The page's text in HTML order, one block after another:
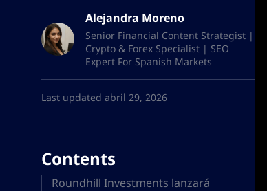
Alejandra Moreno
Senior Financial Content Strategist |
Crypto & Forex Specialist | SEO
Expert For Spanish Markets
Last updated abril 29, 2026
Contents
Roundhill Investments lanzará